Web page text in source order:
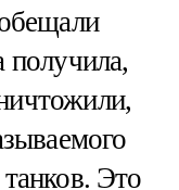
получила,
Это